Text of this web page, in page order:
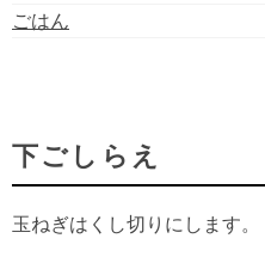
ごはん
下ごしらえ
玉ねぎはくし切りにします。